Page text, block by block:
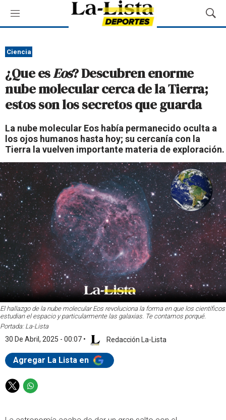
M
e
ú
M
o
q
u
e
d
a
Ciencia
¿Que esEos? Descubren enorme
nube molecular cerca de la Tierra;
estos son los secretos que guarda
La nube molecular Eos había permanecido oculta a
los ojos humanos hasta hoy; su cercanía con la
Tierra la vuelven importante materia de exploración.
El hallazgo de la nube molecular Eos revoluciona la forma en que los científicos
estudian el espacio y particularmente las galaxias. Te contamos porqué.
Portada: La-Lista
30 De Abril, 2025 - 00:07 • Redacción La-Lista
Agregar La Lista en
T
W